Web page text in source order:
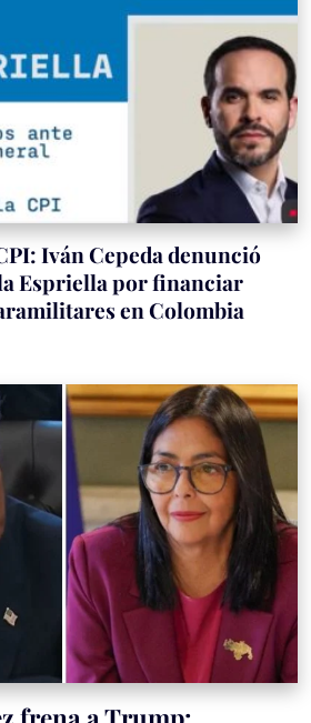
Iván Cepeda denunció
Espriella por financiar
en Colombia